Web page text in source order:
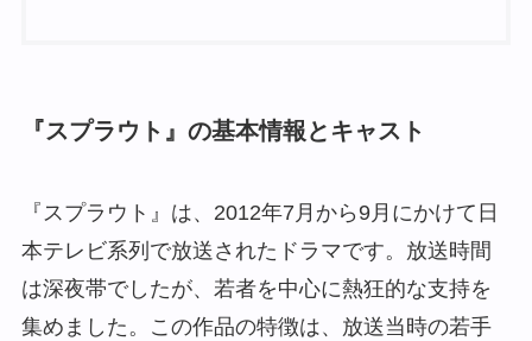
『スプラウト』の基本情報とキャスト
『スプラウト』は、2012年7月から9月にかけて日
本テレビ系列で放送されたドラマです。放送時間
は深夜帯でしたが、若者を中心に熱狂的な支持を
集めました。この作品の特徴は、放送当時の若手